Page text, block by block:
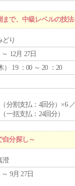
で、中級レベルの技法
り
12月 27日
） 19 ：00 ～ 20 ：20
（分割支払：4回分）×6
一括支払：24回分）
自分探し～
澄
～ 9月 27日